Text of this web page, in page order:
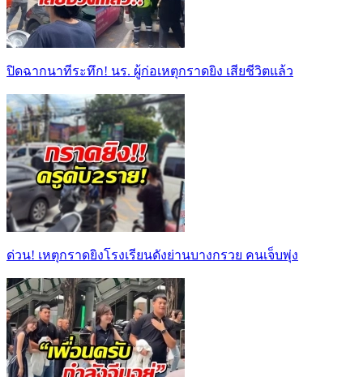
ปิดฉากนาทีระทึก! นร. ผู้ก่อเหตุกราดยิง เสียชีวิตแล้ว
ด่วน! เหตุกราดยิงโรงเรียนดังย่านบางกรวย คนเจ็บพุ่ง